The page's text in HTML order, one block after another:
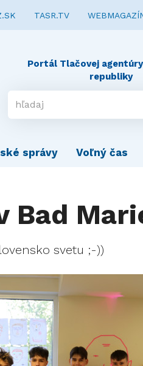
TASR.TV
Portál Tlačovej
republiky
správy Voľný čas
Bad
svetu ;-))